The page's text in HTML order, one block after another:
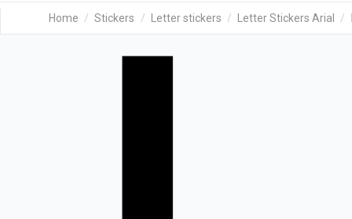
Home Stickers Letter stickers Letter Stickers Arial